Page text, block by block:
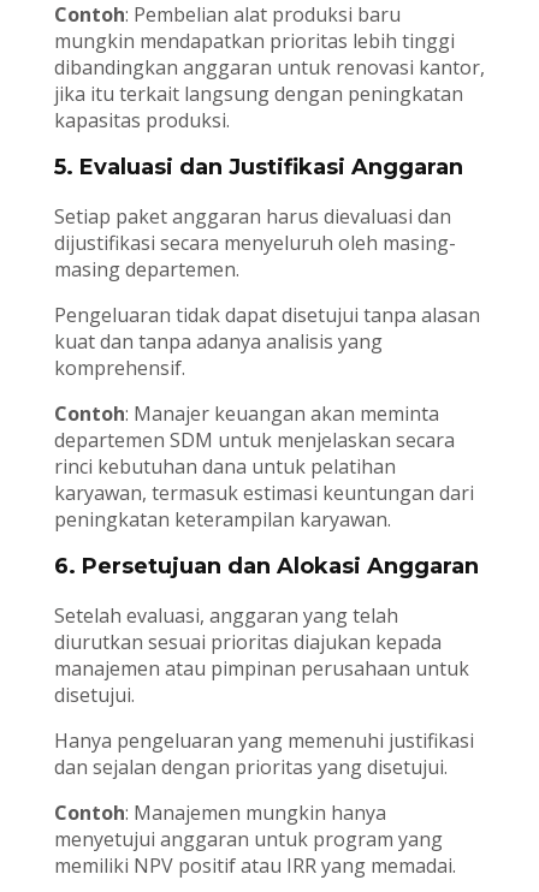
Contoh: Pembelian alat produksi baru
mungkin mendapatkan prioritas lebih tinggi
dibandingkan anggaran untuk renovasi kantor,
jika itu terkait langsung dengan peningkatan
kapasitas produksi.
5. Evaluasi dan Justifikasi Anggaran
Setiap paket anggaran harus dievaluasi dan
dijustifikasi secara menyeluruh oleh masing-
masing departemen.
Pengeluaran tidak dapat disetujui tanpa alasan
kuat dan tanpa adanya analisis yang
komprehensif.
Contoh: Manajer keuangan akan meminta
departemen SDM untuk menjelaskan secara
rinci kebutuhan dana untuk pelatihan
karyawan, termasuk estimasi keuntungan dari
peningkatan keterampilan karyawan.
6. Persetujuan dan Alokasi Anggaran
Setelah evaluasi, anggaran yang telah
diurutkan sesuai prioritas diajukan kepada
manajemen atau pimpinan perusahaan untuk
disetujui.
Hanya pengeluaran yang memenuhi justifikasi
dan sejalan dengan prioritas yang disetujui.
Contoh: Manajemen mungkin hanya
menyetujui anggaran untuk program yang
memiliki NPV positif atau IRR yang memadai.